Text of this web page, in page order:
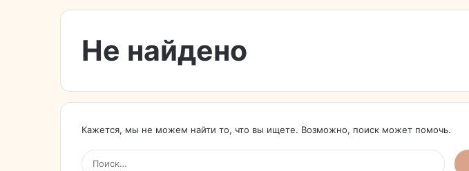
Не найдено
Кажется, мы не можем найти то, что вы ищете. Возможно, поиск может помочь.
Найти: